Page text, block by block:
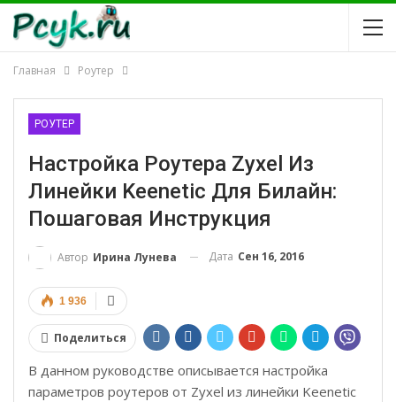
Главная Роутер
РОУТЕР
Настройка Роутера Zyxel Из
Линейки Keenetic Для Билайн:
Пошаговая Инструкция
Автор Ирина Лунева Дата Сен 16, 2016
1 936
Поделиться
В данном руководстве описывается настройка
параметров роутеров от Zyxel из линейки Keenetic